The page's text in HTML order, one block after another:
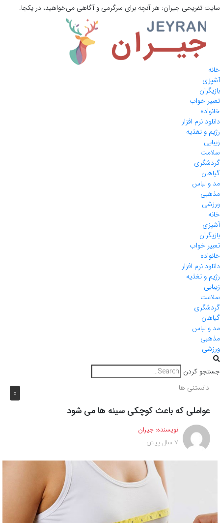
سایت تفریحی جیران: هر آنچه برای سرگرمی و آگاهی می‌خواهید، در یکجا.
خانه
آشپزی
بازیگران
تعبیر خواب
خانواده
دانلود نرم افزار
رژیم و تغذیه
زیبایی
سلامت
گردشگری
گیاهان
مد و لباس
مذهبی
ورزشی
خانه
آشپزی
بازیگران
تعبیر خواب
خانواده
دانلود نرم افزار
رژیم و تغذیه
زیبایی
سلامت
گردشگری
گیاهان
مد و لباس
مذهبی
ورزشی
جستجو کردن
0 دانستنی ها
عواملی که باعث کوچکی سینه ها می شود
نویسنده: جیران
7 سال پیش